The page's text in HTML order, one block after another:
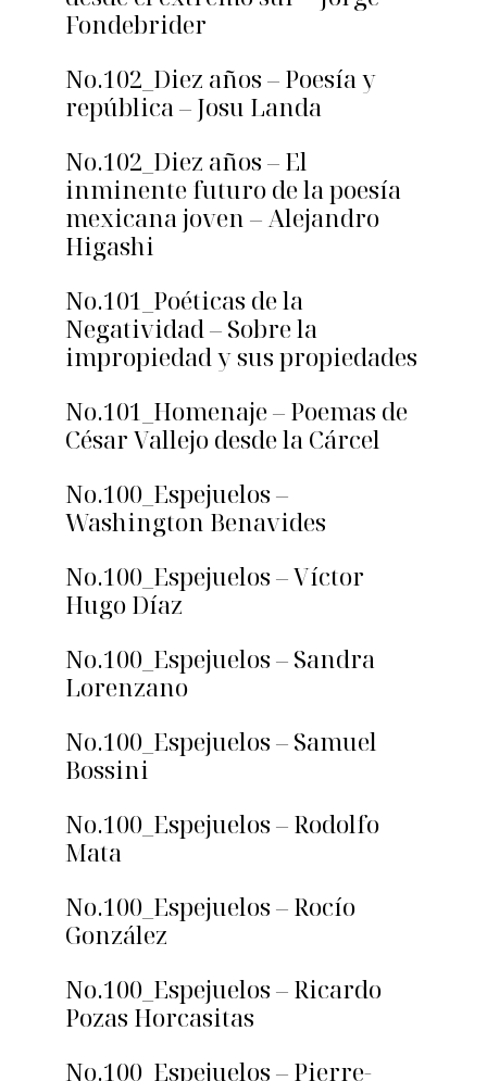
Fondebrider
No.102_Diez años – Poesía y
república – Josu Landa
No.102_Diez años – El
inminente futuro de la poesía
mexicana joven – Alejandro
Higashi
No.101_Poéticas de la
Negatividad – Sobre la
impropiedad y sus propiedades
No.101_Homenaje – Poemas de
César Vallejo desde la Cárcel
No.100_Espejuelos –
Washington Benavides
No.100_Espejuelos – Víctor
Hugo Díaz
No.100_Espejuelos – Sandra
Lorenzano
No.100_Espejuelos – Samuel
Bossini
No.100_Espejuelos – Rodolfo
Mata
No.100_Espejuelos – Rocío
González
No.100_Espejuelos – Ricardo
Pozas Horcasitas
No.100_Espejuelos – Pierre-